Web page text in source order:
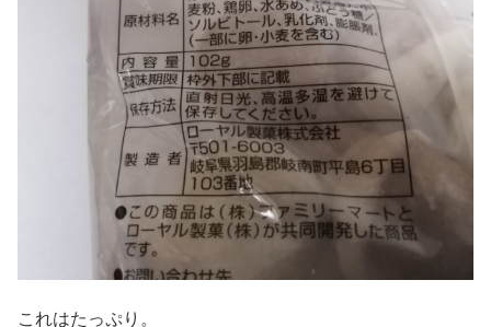
これはたっぷり。